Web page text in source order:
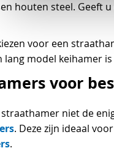
houten steel. Geeft
voor een
lang model keihamer
voor
niet de
. Deze zijn ideaal
.